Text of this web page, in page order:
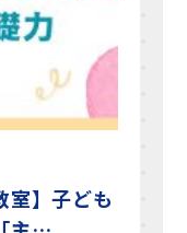
室】子ども